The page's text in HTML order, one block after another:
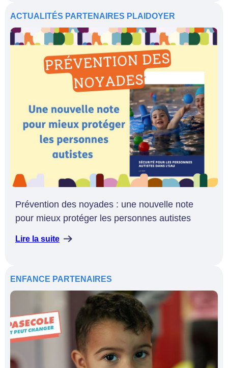
ACTUALITÉS PARTENAIRES PLAIDOYER
Prévention des noyades : une nouvelle note
pour mieux protéger les personnes autistes
Lire la suite
ENFANCE PARTENAIRES